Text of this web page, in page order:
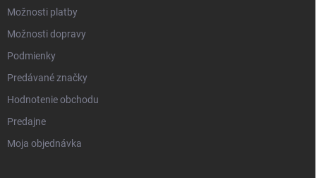
Možnosti platby
Možnosti dopravy
Podmienky
Predávané značky
Hodnotenie obchodu
Predajne
Moja objednávka